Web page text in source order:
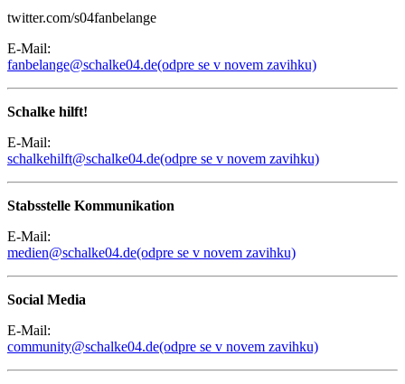
twitter.com/s04fanbelange
E-Mail:
fanbelange@schalke04.de(odpre se v novem zavihku)
Schalke hilft!
E-Mail:
schalkehilft@schalke04.de(odpre se v novem zavihku)
Stabsstelle Kommunikation
E-Mail:
medien@schalke04.de(odpre se v novem zavihku)
Social Media
E-Mail:
community@schalke04.de(odpre se v novem zavihku)